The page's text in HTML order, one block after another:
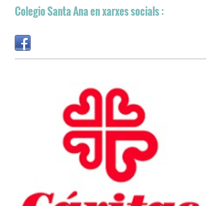
Colegio Santa Anaen xarxes socials :